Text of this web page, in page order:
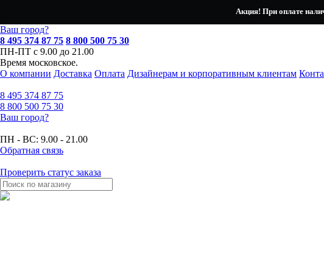
Акция! При оплате
Ваш город?
8 495 374 87 75 8 800 500 75 30
ПН-ПТ с 9.00 до 21.00
Время московское.
О компании Доставка Оплата Дизайнерам и корпоративным клиентам
8 495 374 87 75
8 800 500 75 30
Ваш город?
ПН - ВС: 9.00 - 21.00
Обратная связь
Проверить статус заказа